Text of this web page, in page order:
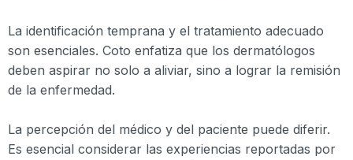
La identificación temprana y el tratamiento adecuado
son esenciales. Coto enfatiza que los dermatólogos
deben aspirar no solo a aliviar, sino a lograr la remisión
de la enfermedad.
La percepción del médico y del paciente puede diferir.
Es esencial considerar las experiencias reportadas por